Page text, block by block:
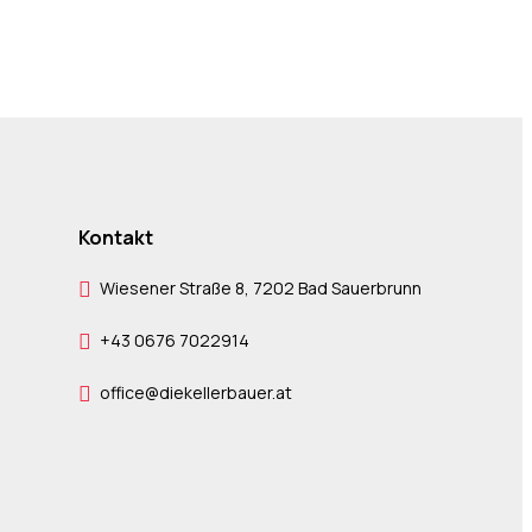
Kontakt
Wiesener Straße 8, 7202 Bad Sauerbrunn
+43 0676 7022914
office@diekellerbauer.at